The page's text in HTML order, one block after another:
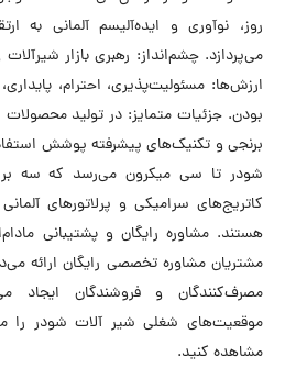
روز، نوآوری و ایده‌آلیسم آلمانی به
می‌پردازد. چشم‌انداز: رهبری بازار
ارزش‌ها: مسئولیت‌پذیری، احترام،
بودن. جزئیات متمایز: در تولید
برنجی و تکنیک‌های پیشرفته پوشش
شودر تا سی میکرون می‌رسد که سه
کاتریج‌های سرامیکی و پرلاتورهای
هستند. مشاوره رایگان و پشتیبانی
مشتریان مشاوره تخصصی رایگان ارائه
مصرف‌کنندگان و فروشندگان ایجاد
موقعیت‌های شغلی شیر آلات شودر را
مشاهده کنید.